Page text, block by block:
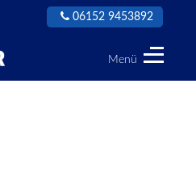
06152 9453892
Menü